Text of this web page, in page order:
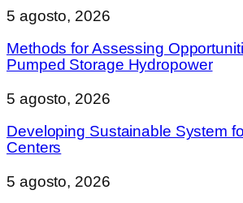
5 agosto, 2026
Methods for Assessing
Pumped Storage Hydropower
5 agosto, 2026
Developing Sustainable System
Centers
5 agosto, 2026